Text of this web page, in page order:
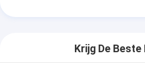
Advertentiebelemmering
Krijg De